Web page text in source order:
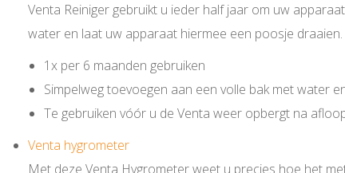
Venta Reiniger gebruikt u ieder half jaar om uw
water en laat uw apparaat hiermee een poosje
1x per 6 maanden gebruiken
Simpelweg toevoegen aan een volle bak met water
Te gebruiken vóór u de Venta weer opbergt na
Venta hygrometer
Met deze Venta Hygrometer weet u precies hoe het